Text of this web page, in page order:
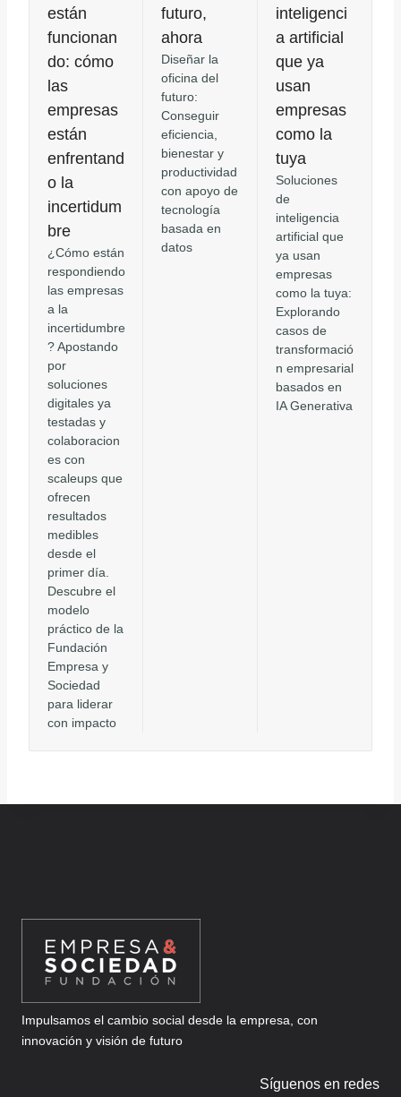
están
funcionan
do: cómo
las
empresas
están
enfrentand
o la
incertidum
bre
¿Cómo están
respondiendo
las empresas
a la
incertidumbre
? Apostando
por
soluciones
digitales ya
testadas y
colaboracion
es con
scaleups que
ofrecen
resultados
medibles
desde el
primer día.
Descubre el
modelo
práctico de la
Fundación
Empresa y
Sociedad
para liderar
con impacto
futuro,
ahora
Diseñar la
oficina del
futuro:
Conseguir
eficiencia,
bienestar y
productividad
con apoyo de
tecnología
basada en
datos
inteligenci
a artificial
que ya
usan
empresas
como la
tuya
Soluciones
de
inteligencia
artificial que
ya usan
empresas
como la tuya:
Explorando
casos de
transformació
n empresarial
basados en
IA Generativa
Impulsamos el cambio social desde la empresa, con
innovación y visión de futuro
Síguenos en redes